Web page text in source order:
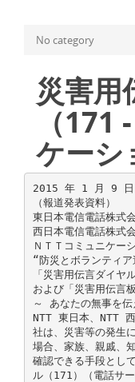
No category
災害用
（
ケーシ
2015 年 1 月 9 日
（報道発表資料）
東日本電信電話株式
西日本電信電話株式
ＮＴＴコミュニケー
“防災とボランティ
「災害用伝言ダイヤ
および「災害用伝言
～ あなたの無事を
NTT 東日本、NTT
社は、災害等の発生
場合、家族、親戚、
確認できる手段とし
ル（171）（電話サ